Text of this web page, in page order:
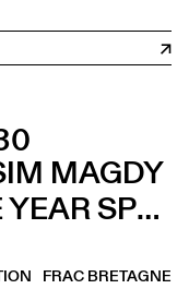
MAGDY
THE YEAR SPRING ARRIVED IN SEPTEMBER (Vernissage)
FRAC BRETAGNE